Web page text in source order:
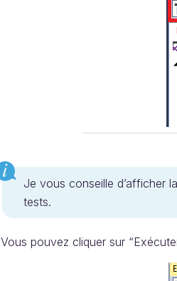
Je vous conseille d’afficher
tests.
Vous pouvez cliquer sur